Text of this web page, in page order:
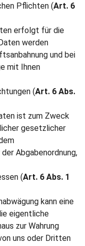
Pflichten (Art. 6
erfolgt für die
werden
und bei
mit Ihnen
(Art. 6 Abs.
ist zum Zweck
gesetzlicher
Abgabenordnung,
(Art. 6 Abs. 1
kann eine
eigentliche
zur Wahrung
uns oder Dritten